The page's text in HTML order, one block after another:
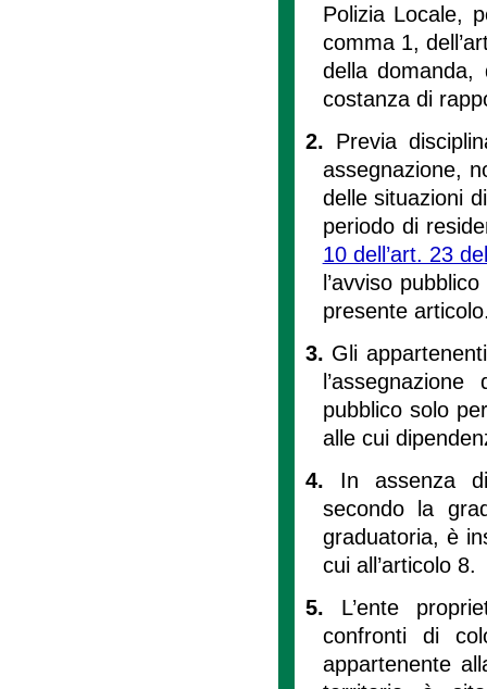
Polizia Locale,
comma 1,
della domanda,
costanza di
2. Previa
assegnazione,
delle situazioni
periodo di
10 dell’art. 23
l’avviso
presente
3. Gli
pubblico solo
alle cui
4. In assenza
secondo la
graduatoria, è
cui all’articolo 8.
5. L’ente
confronti di
appartenente